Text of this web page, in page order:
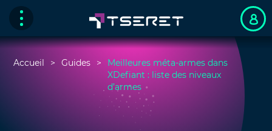
Accueil Guides
Meilleures méta-armes dans
XDefiant : liste des niveaux
d’armes